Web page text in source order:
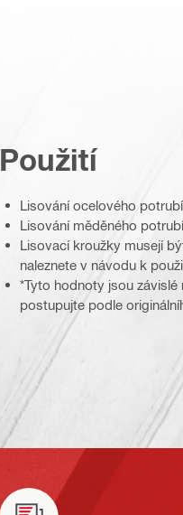
Použití
Lisování ocelového
Lisování měděného
Lisovací kroužky musejí
naleznete v návodu k
*Tyto hodnoty jsou
postupujte podle